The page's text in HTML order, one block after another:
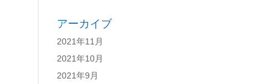
アーカイブ
2021年11月
2021年10月
2021年9月